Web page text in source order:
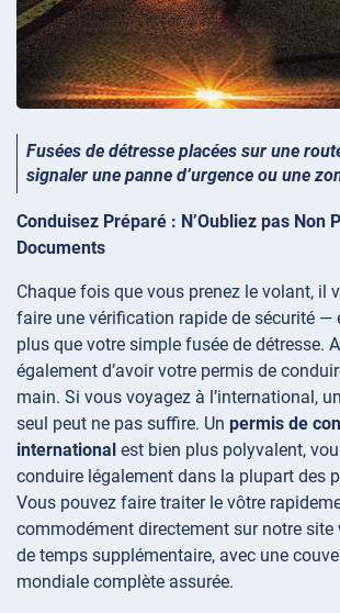
Fusées de détresse placées sur une
signaler une panne d’urgence ou une
Conduisez Préparé : N’Oubliez pas Non
Documents
Chaque fois que vous prenez le volant, il
faire une vérification rapide de sécurité —
plus que votre simple fusée de détresse.
également d’avoir votre permis de
main. Si vous voyagez à l’international,
seul peut ne pas suffire. Un permis de
international est bien plus polyvalent,
conduire légalement dans la plupart des
Vous pouvez faire traiter le vôtre
commodément directement sur notre
de temps supplémentaire, avec une
mondiale complète assurée.